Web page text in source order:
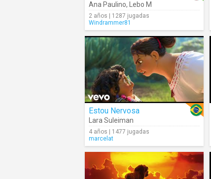
Ana Paulino, Lebo M
2 años | 1287 jugadas
Windrammer81
Estou Nervosa
Lara Suleiman
4 años | 1477 jugadas
marcelat